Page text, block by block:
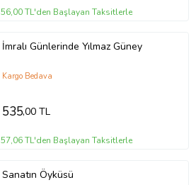
56,00 TL'den Başlayan Taksitlerle
İmralı Günlerinde Yılmaz Güney
Kargo Bedava
535,00 TL
57,06 TL'den Başlayan Taksitlerle
Sanatın Öyküsü